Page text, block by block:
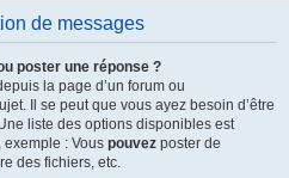
de messages
poster une réponse ?
la page d’un forum ou
Il se peut que vous ayez besoin d’être
liste des options disponibles est
: Vous pouvez poster de
des fichiers, etc.